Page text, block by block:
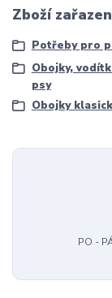
Zboží
Potřeby pro
Obojky,
psy
Obojky
PO -